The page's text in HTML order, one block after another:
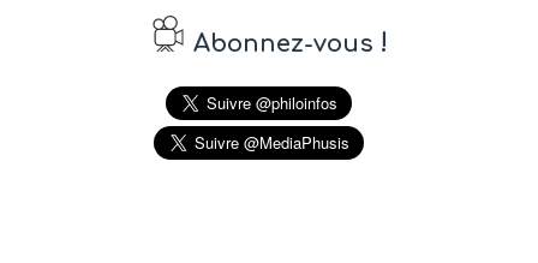
Abonnez-vous !